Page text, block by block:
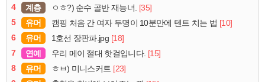
4
계층 ㅇㅎ?) 순수 골반 재능녀. [35]
5
유머 캠핑 처음 간 여자 두명이 10분만에 텐트 치는 법 [10]
6
유머 1호선 장판파.jpg [18]
7
연예 우리 메이 절대 핫걸입니다. [15]
8
유머 ㅎㅂ) 미니스커트 [23]